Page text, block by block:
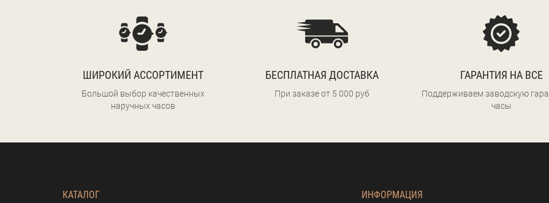
ШИРОКИЙ АССОРТИМЕНТ
Большой выбор качественных
наручных часов
БЕСПЛАТНАЯ ДОСТАВКА
При заказе от 5 000 руб
ГАРАНТИЯ НА ВСЕ
Поддерживаем заводскую
часы
КАТАЛОГ ИНФОРМАЦИЯ